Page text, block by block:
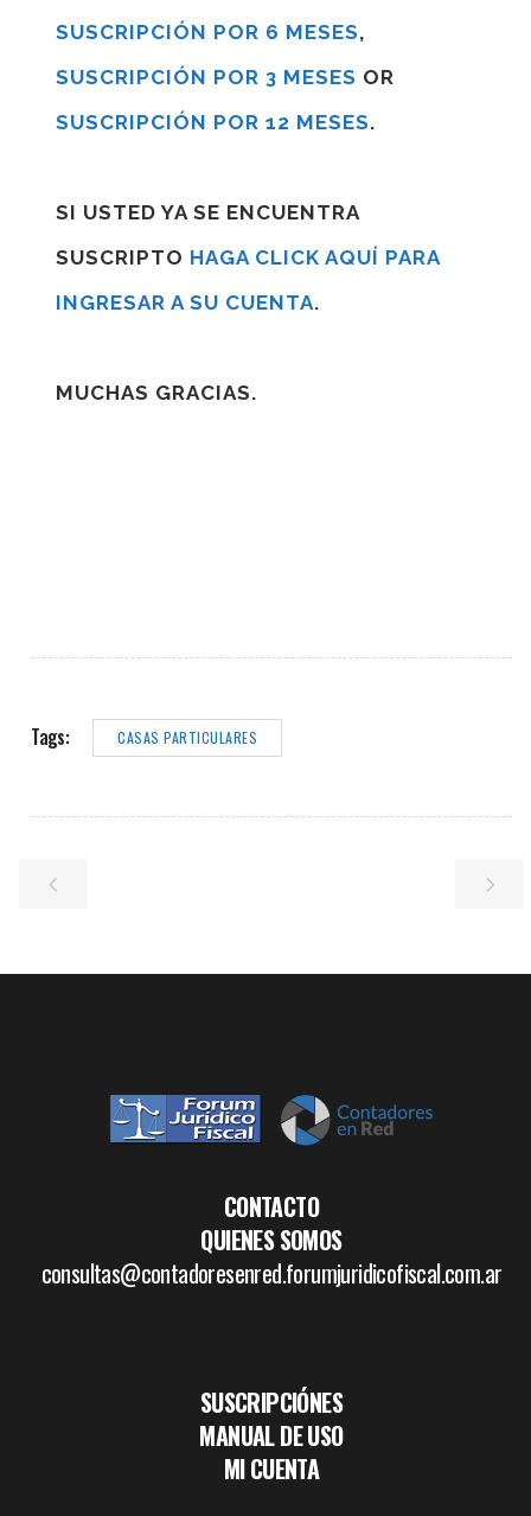
SUSCRIPCIÓN POR 6 MESES,
SUSCRIPCIÓN POR 3 MESES OR
SUSCRIPCIÓN POR 12 MESES.
SI USTED YA SE ENCUENTRA
SUSCRIPTO HAGA CLICK AQUÍ PARA
INGRESAR A SU CUENTA.
MUCHAS GRACIAS.
Tags: CASAS PARTICULARES
CONTACTO
QUIENES SOMOS
consultas@contadoresenred.forumjuridicofiscal.com.ar
SUSCRIPCIÓNES
MANUAL DE USO
MI CUENTA